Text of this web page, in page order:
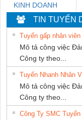
KINH DOANH
DỊCH VỤ XNK
PHƯƠNG NAM
TIN TUYỂN
Tuyển gấp nhân
Mô tả công việc
Công ty theo...
Tuyển Nhanh Nhân
Mô tả công việc
Công ty theo...
Công Ty SMC